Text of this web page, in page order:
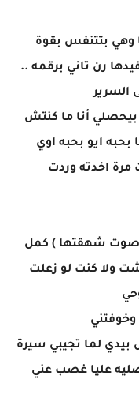
وهي بتتنفس بقوة
رن تاني برقمه ..
السرير
بيحصلي أنا ما كنتش
ايو بحبه اوي
اخدته وردت
صوت شهقتها ) كمل
ولا كنت لو زعلت
لما تجيبي سيرة
عليا غصب عني